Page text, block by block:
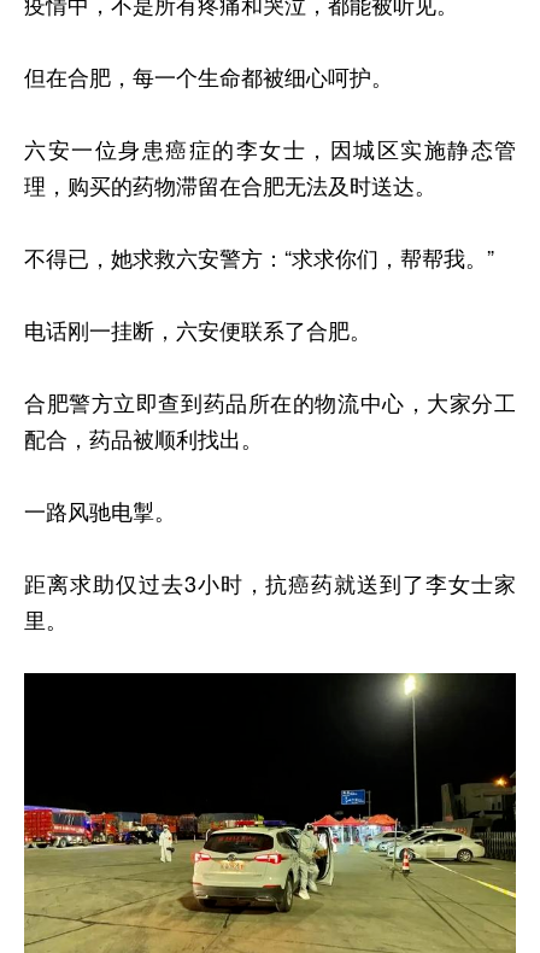
但在合肥，每一个生命都被细心呵护。
六安一位身患癌症的李女士，因城区实施静态管
理，购买的药物滞留在合肥无法及时送达。
不得已，她求救六安警方：“求求你们，帮帮我。”
电话刚一挂断，六安便联系了合肥。
合肥警方立即查到药品所在的物流中心，大家分工
配合，药品被顺利找出。
一路风驰电掣。
距离求助仅过去3小时，抗癌药就送到了李女士家
里。